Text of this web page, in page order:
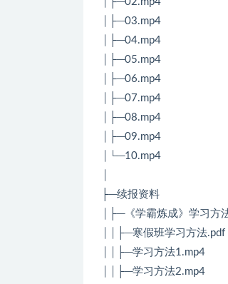
│├─03.mp4
│├─04.mp4
│├─05.mp4
│├─06.mp4
│├─07.mp4
│├─08.mp4
│├─09.mp4
│└─10.mp4
├─续报资料
│├─《学霸炼成》学习方
││├─寒假班学习方法.pdf
││├─学习方法1.mp4
││├─学习方法2.mp4